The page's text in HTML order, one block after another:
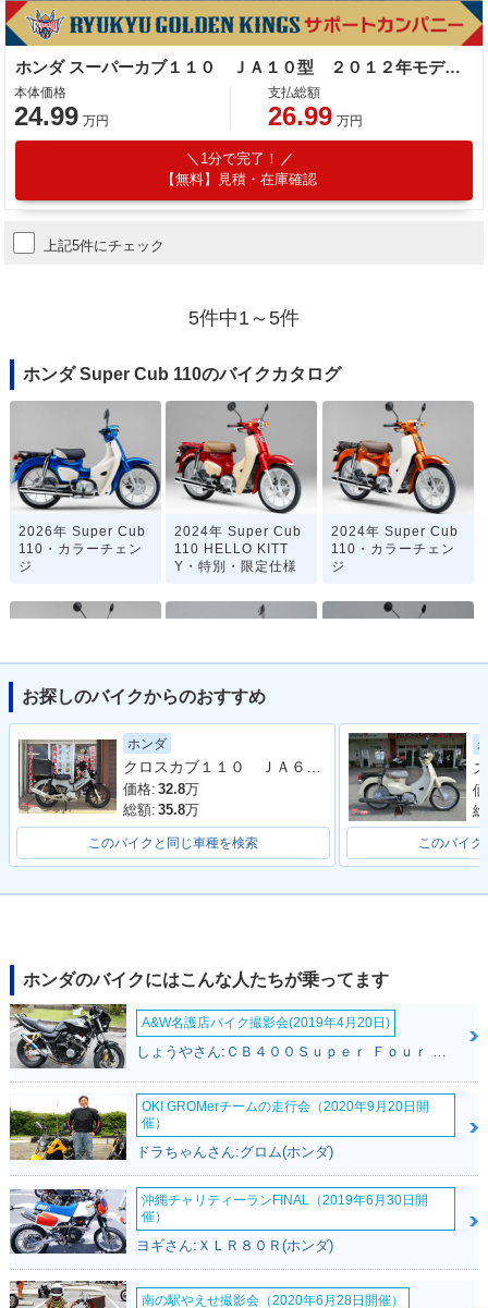
ホンダ スーパーカブ１１０ ＪＡ１０型 ２０１２年モデル ノーマル インジェクション ４サイクル
本体価格
24.99 万円
支払総額
26.99 万円
1分で完了！
【無料】見積・在庫確認
上記5件にチェック
5件中1～5件
ホンダ Super Cub 110のバイクカタログ
2026年 Super Cub
110・カラーチェン
ジ
2024年 Super Cub
110 HELLO KITT
Y・特別・限定仕様
2024年 Super Cub
110・カラーチェン
ジ
2022年 Super Cub
110・マイナーチェ
ンジ
r.・特別・限定仕様
2020年 Super Cub
110・マイナーチェ
ンジ
限定仕様
サリー・特別・限定
仕様
2012年 Super Cub
ェンジ
2010年 Super Cub
ジ
2010年 Super Cub
ジ
お探しのバイクからのおすすめ
ホンダ
価格: 32.8万
総額: 35.8万
このバイクと同じ車種を検索 このバイク
ホンダのバイクにはこんな人たちが乗ってます
A&W名護店バイク撮影会(2019年4月20日)
しょうやさん:ＣＢ４００Ｓｕｐｅｒ Ｆｏｕｒ ＶＴＥＣ ＳＰＥＣ３(ホンダ)
OKI GROMerチームの走行会（2020年9月20日開
催）
ドラちゃんさん:グロム(ホンダ)
沖縄チャリティーランFINAL（2019年6月30日開
催）
ヨギさん:ＸＬＲ８０Ｒ(ホンダ)
南の駅やえせ撮影会（2020年6月28日開催）